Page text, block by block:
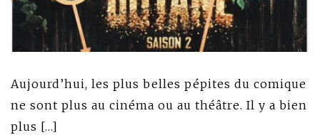
Aujourd’hui, les plus belles pépites du comique
ne sont plus au cinéma ou au théâtre. Il y a bien
plus […]